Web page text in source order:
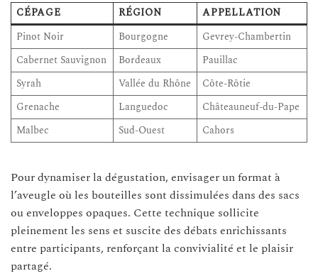
CÉPAGE RÉGION
APPELLATION
Pinot Noir
Bourgogne
Gevrey-Chambertin
Cabernet Sauvignon
Bordeaux
Pauillac
Syrah
Vallée du Rhône
Côte-Rôtie
Grenache
Languedoc
Châteauneuf-du-Pape
Malbec
Sud-Ouest Cahors
Pour dynamiser la dégustation, envisager un format à
l’aveugle où les bouteilles sont dissimulées dans des sacs
ou enveloppes opaques. Cette technique sollicite
pleinement les sens et suscite des débats enrichissants
entre participants, renforçant la convivialité et le plaisir
partagé.